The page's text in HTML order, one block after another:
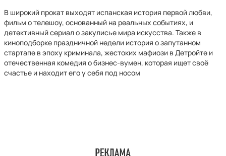
В широкий прокат выходят испанская история первой любви,
фильм о телешоу, основанный на реальных событиях, и
детективный сериал о закулисье мира искусства. Также в
киноподборке праздничной недели история о запутанном
стартапе в эпоху криминала, жестоких мафиози в Детройте и
отечественная комедия о бизнес-вумен, которая ищет своё
счастье и находит его у себя под носом